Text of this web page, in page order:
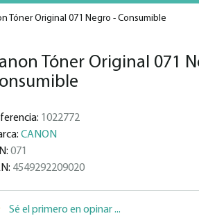
Tóner Original 071 Negro - Consumible
Tóner Original 071
1022772
CANON
071
4549292209020
Sé el primero en opinar ...